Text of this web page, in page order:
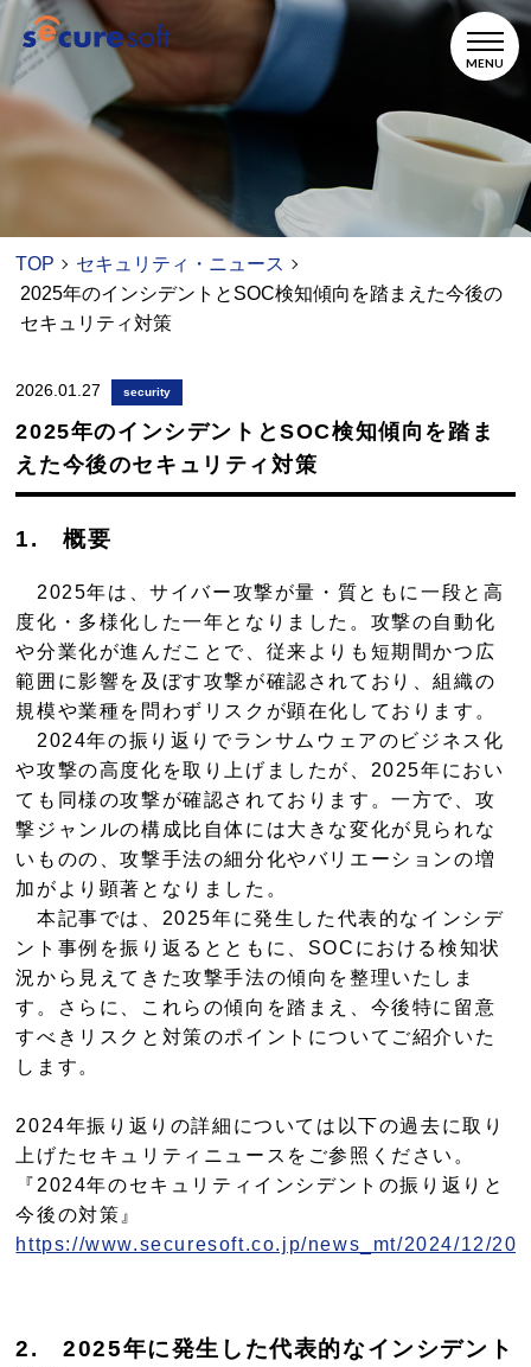
TOP
セキュリティ・ニュース
2025年のインシデントとSOC検知傾向を踏まえた今後の
セキュリティ対策
2026.01.27 security
2025年のインシデントとSOC検知傾向を踏ま
えた今後のセキュリティ対策
1.概要
2025年は、サイバー攻撃が量・質ともに一段と高
度化・多様化した一年となりました。攻撃の自動化
や分業化が進んだことで、従来よりも短期間かつ広
範囲に影響を及ぼす攻撃が確認されており、組織の
規模や業種を問わずリスクが顕在化しております。
2024年の振り返りでランサムウェアのビジネス化
や攻撃の高度化を取り上げましたが、2025年におい
ても同様の攻撃が確認されております。一方で、攻
撃ジャンルの構成比自体には大きな変化が見られな
いものの、攻撃手法の細分化やバリエーションの増
加がより顕著となりました。
本記事では、2025年に発生した代表的なインシデ
ント事例を振り返るとともに、SOCにおける検知状
況から見えてきた攻撃手法の傾向を整理いたしま
す。さらに、これらの傾向を踏まえ、今後特に留意
すべきリスクと対策のポイントについてご紹介いた
します。
2024年振り返りの詳細については以下の過去に取り
上げたセキュリティニュースをご参照ください。
『2024年のセキュリティインシデントの振り返りと
今後の対策』
https://www.securesoft.co.jp/news_mt/2024/12/
2.2025年に発生した代表的なインシデント